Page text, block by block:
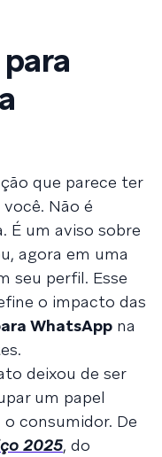
que parece ter
Não é
É um aviso sobre
agora em uma
seu perfil. Esse
o impacto das
WhatsApp na
deixou de ser
um papel
consumidor. De
2025, do